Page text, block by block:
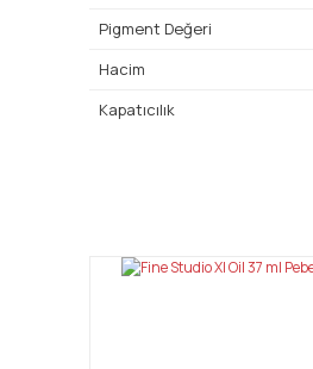
Pigment Değeri
Hacim
Kapatıcılık
Bu ürünün fiyat bilgisi,
Ürün resmi kalitesiz,